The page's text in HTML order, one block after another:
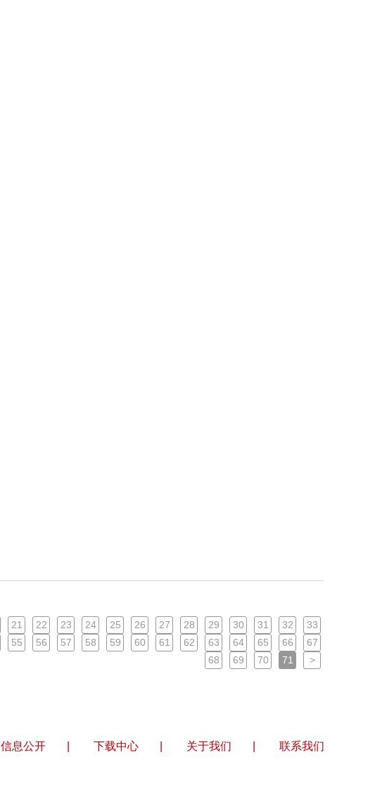
21 22 23 24 25 26 27 28 29 30 31 32
33
55 56 57 58 59 60 61 62 63 64 65 66
67
68
69 70 71 >
信息公开 下载中心 关于我们 联系我们